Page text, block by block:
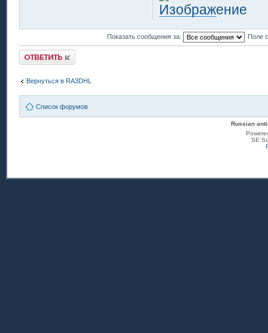
Показать сообщения за: Поле
Ответить
Вернуться в RA3DHL
Список форумов
Russian
SE